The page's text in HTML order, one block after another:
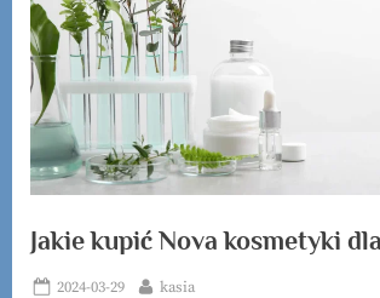
Jakie kupić Nova kosmetyki
Posted
2024-03-29 By
kasia